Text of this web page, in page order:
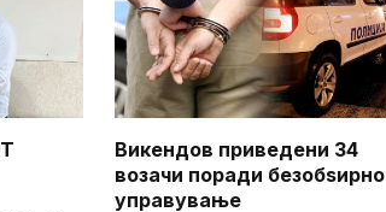
Викендов приведени 34
возачи поради безобѕирно
управување